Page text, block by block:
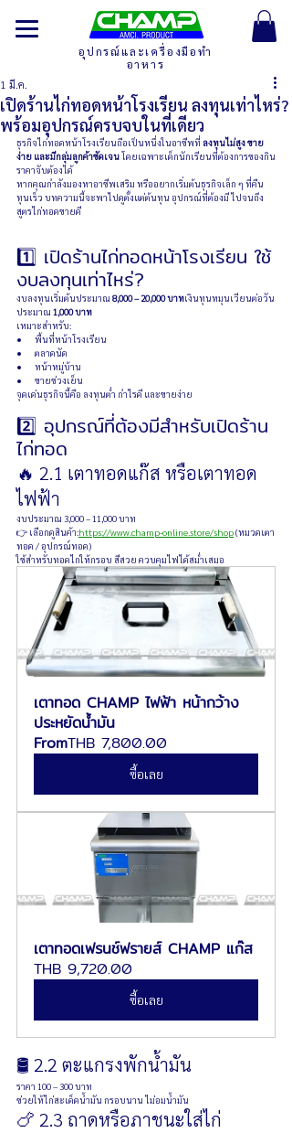
อุปกรณ์และเครื่องมือทำ
อาหาร
เปิดร้านไก่ทอดหน้าโรงเรียน ลงทุนเท่าไหร่?
พร้อมอุปกรณ์ครบจบในที่เดียว
1 มี.ค.
ธุรกิจไก่ทอดหน้าโรงเรียนถือเป็นหนึ่งในอาชีพที่ ลงทุนไม่สูง ขาย
ง่าย และมีกลุ่มลูกค้าชัดเจน โดยเฉพาะเด็กนักเรียนที่ต้องการของกิน
ราคาจับต้องได้
หากคุณกำลังมองหาอาชีพเสริม หรืออยากเริ่มต้นธุรกิจเล็ก ๆ ที่คืน
ทุนเร็ว บทความนี้จะพาไปดูตั้งแต่ต้นทุน อุปกรณ์ที่ต้องมี ไปจนถึง
สูตรไก่ทอดขายดี
1️⃣ เปิดร้านไก่ทอดหน้าโรงเรียน ใช้
งบลงทุนเท่าไหร่?
งบลงทุนเริ่มต้นประมาณ 8,000 – 20,000 บาทเงินทุนหมุนเวียนต่อวัน
ประมาณ 1,000 บาท
เหมาะสำหรับ:
พื้นที่หน้าโรงเรียน
ตลาดนัด
หน้าหมู่บ้าน
ขายช่วงเย็น
จุดเด่นธุรกิจนี้คือ ลงทุนต่ำ กำไรดี และขายง่าย
2️⃣ อุปกรณ์ที่ต้องมีสำหรับเปิดร้าน
ไก่ทอด
🔥 2.1 เตาทอดแก๊ส หรือเตาทอด
ไฟฟ้า
งบประมาณ 3,000 – 11,000 บาท
👉 เลือกดูสินค้า:https://www.champ-online.store/shop (หมวดเตา
ทอด / อุปกรณ์ทอด)
ใช้สำหรับทอดไก่ให้กรอบ สีสวย ควบคุมไฟได้สม่ำเสมอ
เตาทอด CHAMP ไฟฟ้า หน้ากว้าง
ประหยัดน้ำมัน
FromTHB 7,800.00
ซื้อเลย
เตาทอดเฟรนช์ฟรายส์ CHAMP แก๊ส
THB 9,720.00
ซื้อเลย
🛢 2.2 ตะแกรงพักน้ำมัน
ราคา 100 – 300 บาท
ช่วยให้ไก่สะเด็ดน้ำมัน กรอบนาน ไม่อมน้ำมัน
🍗 2.3 ถาดหรือภาชนะใส่ไก่